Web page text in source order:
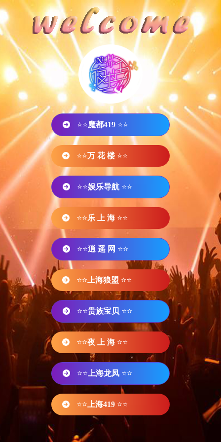
⭐⭐魔都419 ⭐⭐
⭐⭐万 花 楼 ⭐⭐
⭐⭐娱乐导航 ⭐⭐
⭐⭐乐 上 海 ⭐⭐
⭐⭐逍 遥 网 ⭐⭐
⭐⭐ 上海狼盟 ⭐⭐
⭐⭐贵族宝贝 ⭐⭐
⭐⭐夜 上 海 ⭐⭐
⭐⭐ 上海龙凤 ⭐⭐
⭐⭐ 上海419 ⭐⭐